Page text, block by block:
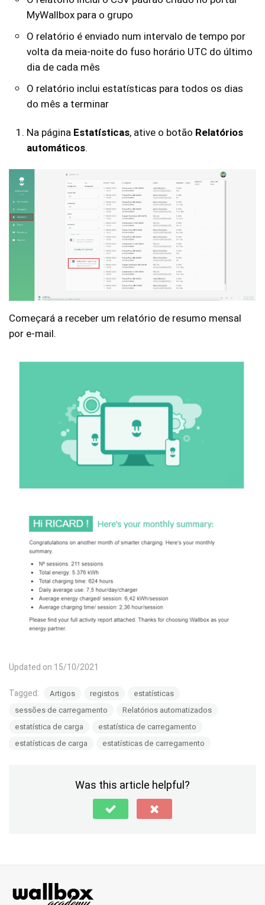
MyWallbox para o grupo
O relatório é enviado num intervalo de tempo por
volta da meia-noite do fuso horário UTC do último
dia de cada mês
O relatório inclui estatísticas para todos os dias
do mês a terminar
Na página Estatísticas, ative o botão Relatórios
automáticos.
Começará a receber um relatório de resumo mensal
por e-mail.
Updated on 15/10/2021
Tagged: Artigos registos
estatísticas
sessões de carregamento
Relatórios automatizados
estatística de carga
estatística de carregamento
estatísticas de carga
estatísticas de carregamento
Was this article helpful?